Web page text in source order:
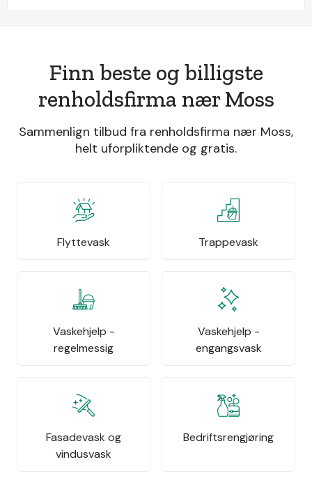
Finn beste og billigste
renholdsfirma nær Moss
Sammenlign tilbud fra renholdsfirma nær Moss,
helt uforpliktende og gratis.
Flyttevask Trappevask
Vaskehjelp -
regelmessig
Vaskehjelp -
engangsvask
Fasadevask og
vindusvask
Bedriftsrengjøring